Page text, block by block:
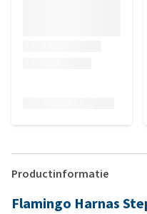
Productinformatie
Flamingo Harnas